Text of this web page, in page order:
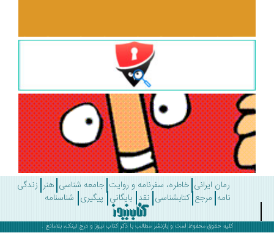
رمان ایرانی خاطره، سفرنامه و روایت جامعه شناسی هنر زندگی
مرجع کتابشناسی نقد بایگانی پیگیری شناسنامه
کلیه حقوق محفوظ است و بازنشر مطالب با ذکرکتاب نیوزو درج لینک، بلامانع .